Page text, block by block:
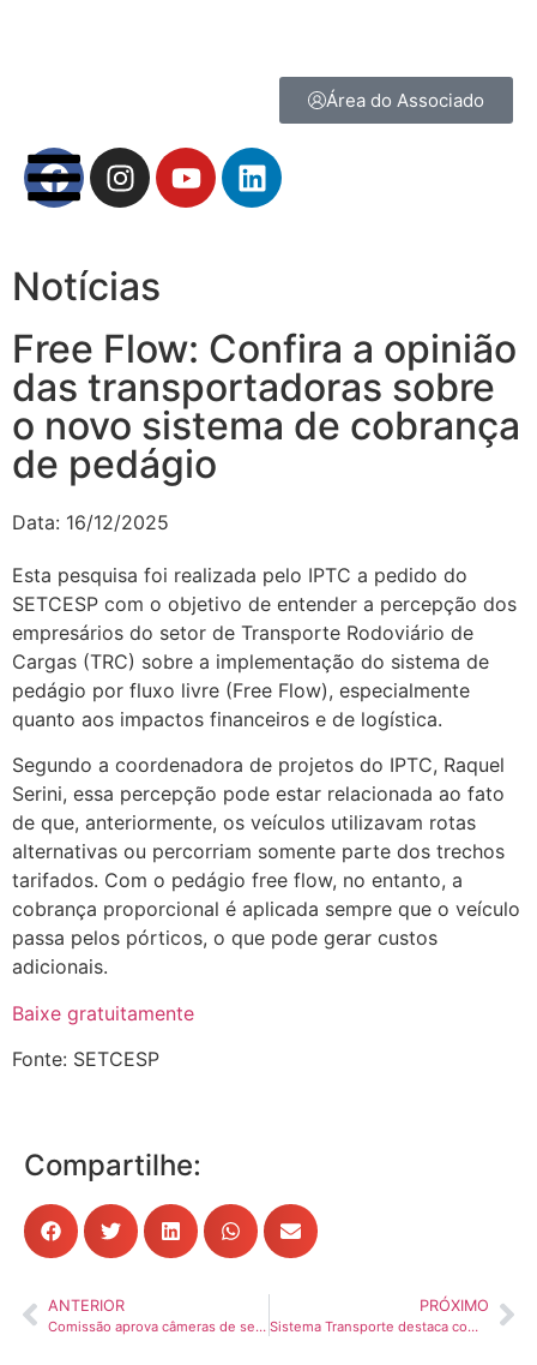
Área do Associado
Notícias
Free Flow: Confira a opinião
das transportadoras sobre
o novo sistema de cobrança
de pedágio
Data: 16/12/2025
Esta pesquisa foi realizada pelo IPTC a pedido do
SETCESP com o objetivo de entender a percepção dos
empresários do setor de Transporte Rodoviário de
Cargas (TRC) sobre a implementação do sistema de
pedágio por fluxo livre (Free Flow), especialmente
quanto aos impactos financeiros e de logística.
Segundo a coordenadora de projetos do IPTC, Raquel
Serini, essa percepção pode estar relacionada ao fato
de que, anteriormente, os veículos utilizavam rotas
alternativas ou percorriam somente parte dos trechos
tarifados. Com o pedágio free flow, no entanto, a
cobrança proporcional é aplicada sempre que o veículo
passa pelos pórticos, o que pode gerar custos
adicionais.
Baixe gratuitamente
Fonte: SETCESP
Compartilhe:
ANTERIOR
Comissão aprova câmeras de segurança em rodovias concedidas
PRÓXIMO
Sistema Transporte destaca compromisso com a formação de jovens em evento pelos 25 anos da Lei da Aprendizagem